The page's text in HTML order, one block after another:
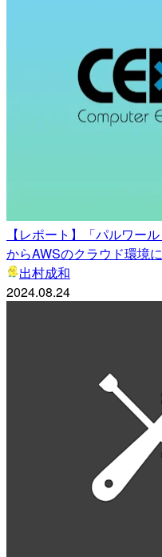
【レポート】「パルワー
からAWSのクラウド環境
出村成和
2024.08.24